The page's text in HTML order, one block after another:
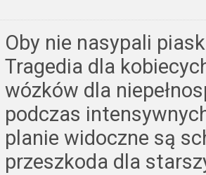
Oby nie nasypali
Tragedia dla
wózków dla
podczas
planie widoczne są
przeszkoda dla